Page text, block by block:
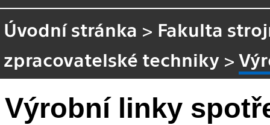
Úvodní stránka > Fakulta
zpracovatelské techniky >
Výrobní linky